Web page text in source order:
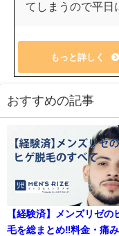
てしまうので平日
もっと詳しく
おすすめの記事
【経験済】メンズリゼの
毛を総まとめ‼︎料金・痛